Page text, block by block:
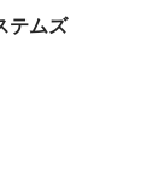
テムズ